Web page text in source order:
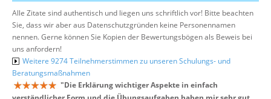
Alle Zitate sind authentisch und liegen uns schriftlich vor! Bitte beachten
Sie, dass wir aber aus Datenschutzgründen keine Personennamen
nennen. Gerne können Sie Kopien der Bewertungsbögen als Beweis bei
uns anfordern!
Weitere 9274 Teilnehmerstimmen zu unseren Schulungs- und
Beratungsmaßnahmen
"Die Erklärung wichtiger Aspekte in einfach